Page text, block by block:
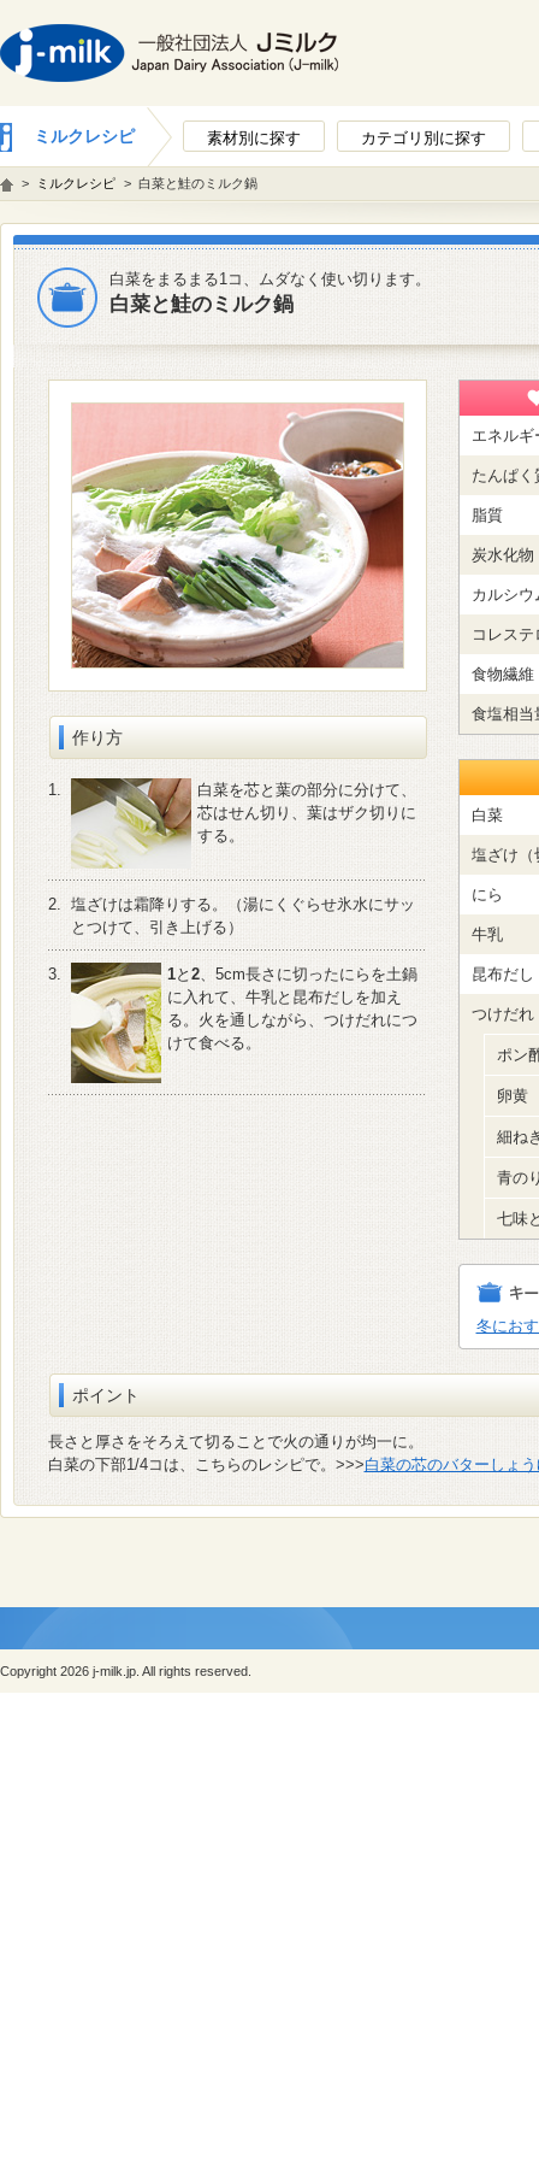
ミルクレシピ 素材別に探す カテゴリ別に探す
> ミルクレシピ > 白菜と鮭のミルク鍋
白菜をまるまる1コ、ムダなく使い切ります。
白菜と鮭のミルク鍋
作り方
1.
白菜を芯と葉の部分に分けて、
芯はせん切り、葉はザク切りに
する。
2. 塩ざけは霜降りする。（湯にくぐらせ氷水にサッ
とつけて、引き上げる）
3. 1と 2、5cm長さに切ったにらを土鍋
に入れて、牛乳と昆布だしを加え
る。火を通しながら、つけだれにつ
けて食べる。
エネルギ
たんぱく
脂質
炭水化物
カルシウ
コレステ
食物繊維
食塩相当
白菜
塩ざけ（
にら
牛乳
昆布だし
つけだれ
ポン
卵黄
細ね
青の
七味
冬にお
ポイント
長さと厚さをそろえて切ることで火の通りが均一に。
白菜の下部1/4コは、こちらのレシピで。>>>白菜の芯のバターしょ
Copyright 2026 j-milk.jp. All rights reserved.